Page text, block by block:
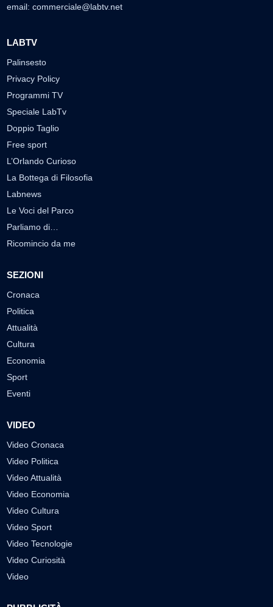
email: commerciale@labtv.net
LABTV
Palinsesto
Privacy Policy
Programmi TV
Speciale LabTv
Doppio Taglio
Free sport
L’Orlando Curioso
La Bottega di Filosofia
Labnews
Le Voci del Parco
Parliamo di…
Ricomincio da me
SEZIONI
Cronaca
Politica
Attualità
Cultura
Economia
Sport
Eventi
VIDEO
Video Cronaca
Video Politica
Video Attualità
Video Economia
Video Cultura
Video Sport
Video Tecnologie
Video Curiosità
Video